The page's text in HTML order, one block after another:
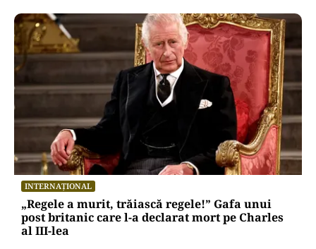
INTERNAȚIONAL
„Regele a murit, trăiască regele!” Gafa unui
post britanic care l-a declarat mort pe Charles
al III-lea